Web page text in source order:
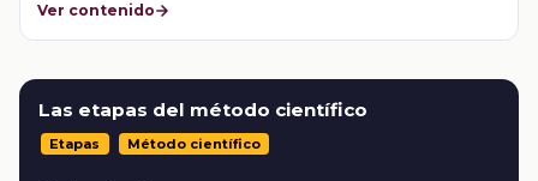
Ver contenido
Las etapas del método científico
Etapas Método científico